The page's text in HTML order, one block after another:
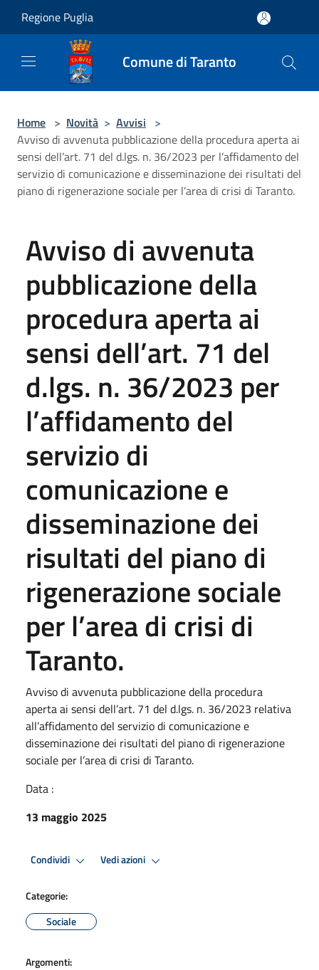
Regione Puglia
Comune di Taranto
Home > Novità > Avvisi >
Avviso di avvenuta pubblicazione della procedura aperta ai
sensi dell’art. 71 del d.lgs. n. 36/2023 per l’affidamento del
servizio di comunicazione e disseminazione dei risultati del
piano di rigenerazione sociale per l’area di crisi di Taranto.
Avviso di avvenuta
pubblicazione della
procedura aperta ai
sensi dell’art. 71 del
d.lgs. n. 36/2023 per
l’affidamento del
servizio di
comunicazione e
disseminazione dei
risultati del piano di
rigenerazione sociale
per l’area di crisi di
Taranto.
Avviso di avvenuta pubblicazione della procedura
aperta ai sensi dell’art. 71 del d.lgs. n. 36/2023 relativa
all’affidamento del servizio di comunicazione e
disseminazione dei risultati del piano di rigenerazione
sociale per l’area di crisi di Taranto.
Data :
13 maggio 2025
Condividi Vedi azioni
Categorie:
Sociale
Argomenti: